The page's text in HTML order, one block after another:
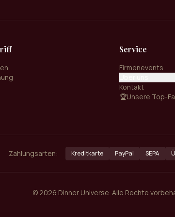
Service
Firmenevents
Kontakt
🏆Unsere Top-
Zahlungsarten: Kreditkarte PayPal SEPA
© 2026 Dinner Universe. Alle Rechte